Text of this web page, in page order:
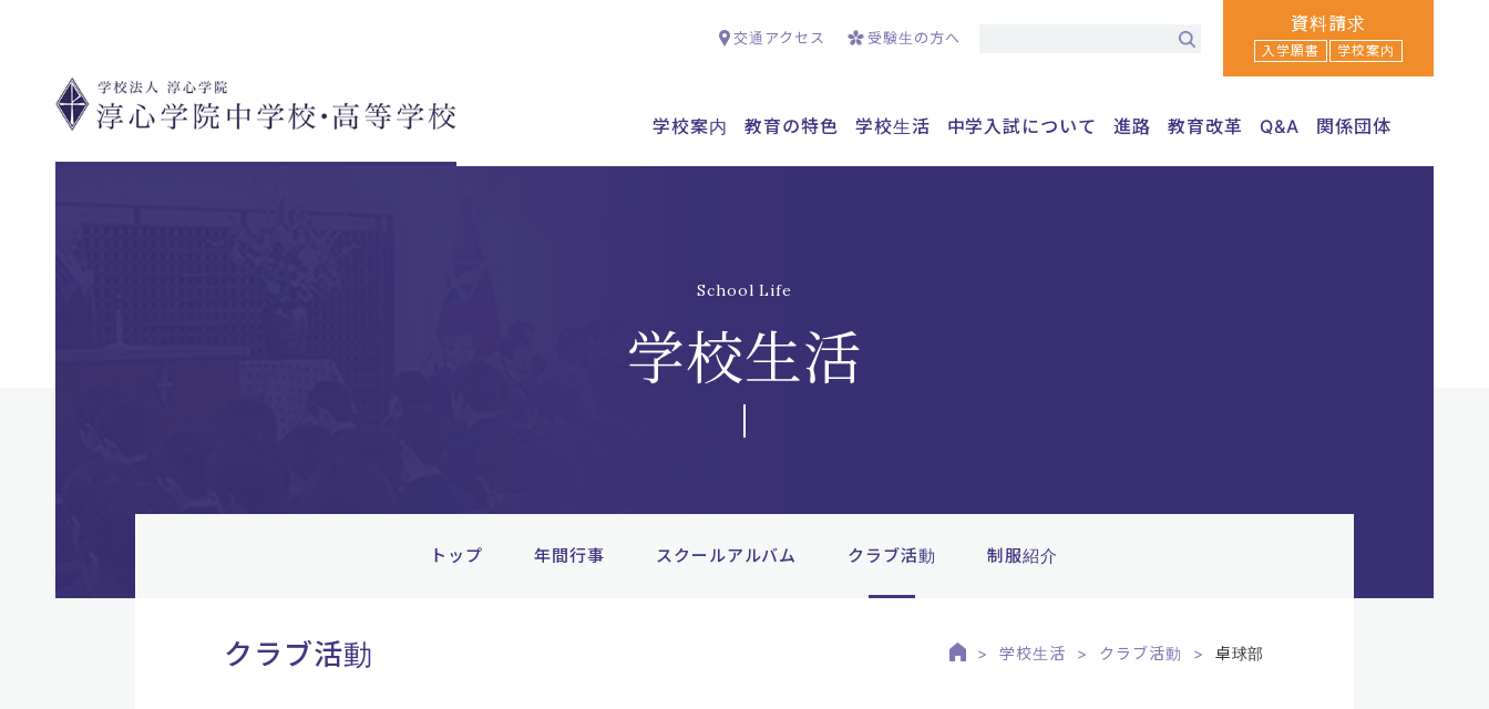
資料請求
入学願書 学校案内
交通アクセス 受験生の方へ
学校案内 教育の特色 学校生活 中学入試について 進路 教育改革 Q&A 関係団体
School Life
学校生活
学校生活 クラブ活動 卓球部
トップ 年間行事 スクールアルバム クラブ活動 制服紹介
クラブ活動